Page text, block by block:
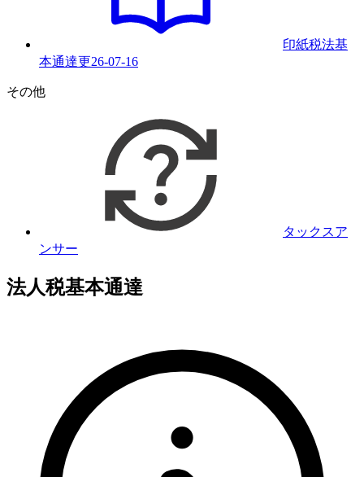
印紙税法基
本通達更26-07-16
その他
タックスア
ンサー
法人税基本通達